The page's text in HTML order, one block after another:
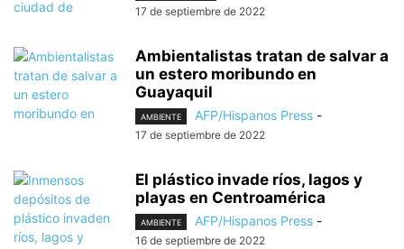
17 de septiembre de 2022
Ambientalistas tratan de salvar a
un estero moribundo en
Guayaquil
AMBIENTE AFP/Hispanos Press -
17 de septiembre de 2022
El plástico invade ríos, lagos y
playas en Centroamérica
AMBIENTE AFP/Hispanos Press -
16 de septiembre de 2022